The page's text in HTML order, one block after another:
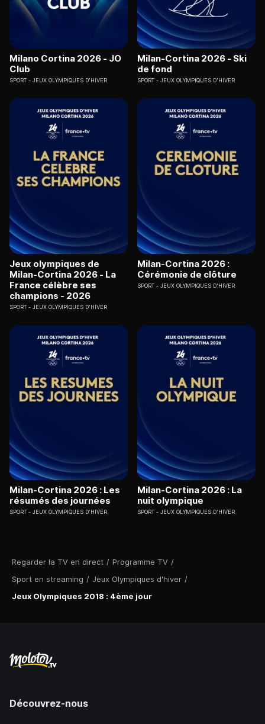
Regarder la TV en direct / Programme TV /
Sport en streaming / Jeux Olympiques d'hiver /
Jeux Olympiques 2018 : 4ème jour
Milano Cortina 2026 - JO
Club
SPORT JEUX OLYMPIQUES D'HIVER
Milan-Cortina 2026 - Ski
de fond
SPORT JEUX OLYMPIQUES D'HIVER
Jeux olympiques de
Milan-Cortina 2026 - La
France célèbre ses
champions - 2026
SPORT JEUX OLYMPIQUES D'HIVER
Milan-Cortina 2026 :
Cérémonie de clôture
SPORT JEUX OLYMPIQUES D'HIVER
Milan-Cortina 2026 : Les
résumés des journées
SPORT JEUX OLYMPIQUES D'HIVER
Milan-Cortina 2026 : La
nuit olympique
SPORT JEUX OLYMPIQUES D'HIVER
Découvrez-nous